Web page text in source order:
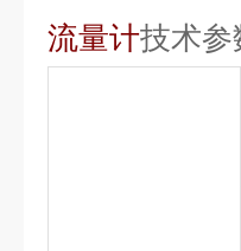
流量计技术参